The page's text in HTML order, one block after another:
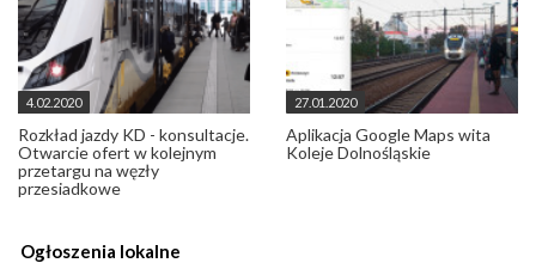
4.02.2020
Rozkład jazdy KD - konsultacje.
Otwarcie ofert w kolejnym
przetargu na węzły
przesiadkowe
27.01.2020
Aplikacja Google Maps wita
Koleje Dolnośląskie
Ogłoszenia lokalne